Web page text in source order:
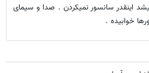
میشد اینقدر سانسور نمیکردن . صدا و سیمای
خوابیده .